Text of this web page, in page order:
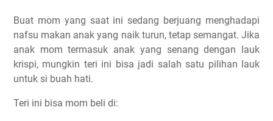
Buat mom yang saat ini sedang berjuang menghadapi
nafsu makan anak yang naik turun, tetap semangat. Jika
anak mom termasuk anak yang senang dengan lauk
krispi, mungkin teri ini bisa jadi salah satu pilihan lauk
untuk si buah hati.
Teri ini bisa mom beli di: